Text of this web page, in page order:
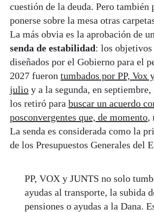
cuestión de la deuda. Pero también
ponerse sobre la mesa otras
La más obvia es la aprobación de
senda de estabilidad: los
diseñados por el Gobierno para el
2027 fueron tumbados por PP, Vox
julio y a la segunda, en
los retiró para buscar un acuerdo
posconvergentes que, de momento,
La senda es considerada como la
de los Presupuestos Generales del
PP, VOX y JUNTS no solo
ayudas al transporte, la subida
pensiones o ayudas a la Dana.